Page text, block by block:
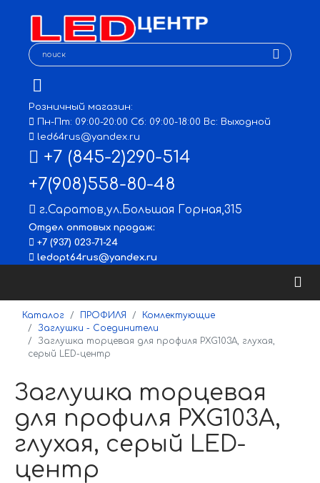
Розничный магазин:
Пн-Пт: 09:00-20:00 Сб: 09:00-18:00 Вс: Выходной
led64rus@yandex.ru
+7 (845-2)290-514
+7(908)558-80-48
г.Саратов,ул.Большая Горная,315
Отдел оптовых продаж:
+7 (937) 023-71-24
ledopt64rus@yandex.ru
Каталог ПРОФИЛЯ
Комлектующие
Заглушки - Соединители
Заглушка торцевая для профиля PXG103A, глухая,
серый LED-центр
Заглушка торцевая
для профиля PXG103A,
глухая, серый LED-
центр